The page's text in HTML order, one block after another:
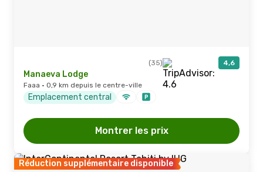
(35) 4,6
Manaeva Lodge
Faaa · 0,9 km depuis le centre-ville
Emplacement central
Montrer les prix
Réduction supplémentaire disponible